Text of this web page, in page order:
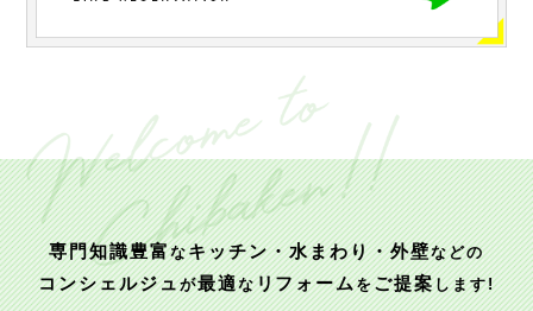
専門知識豊富なキッチン・水まわり・外壁などの
コンシェルジュが最適なリフォームをご提案します!